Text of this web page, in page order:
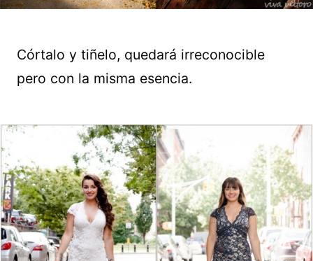
Córtalo y tiñelo, quedará irreconocible
pero con la misma esencia.